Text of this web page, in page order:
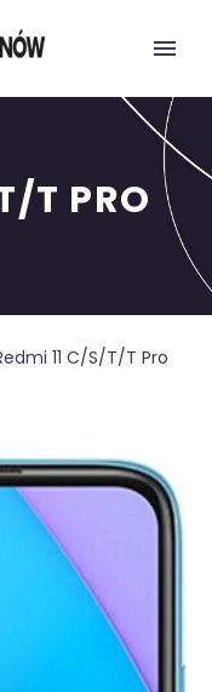
T PRO
11 C/S/T/T Pro